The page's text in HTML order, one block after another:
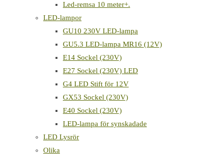
Led-remsa 10 meter+.
LED-lampor
GU10 230V LED-lampa
GU5.3 LED-lampa MR16 (12V)
E14 Sockel (230V)
E27 Sockel (230V) LED
G4 LED Stift för 12V
GX53 Sockel (230V)
E40 Sockel (230V)
LED-lampa för synskadade
LED Lysrör
Olika